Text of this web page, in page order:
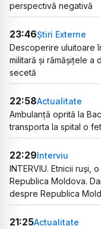
perspectivă negativă
23:46Știri Externe
Descoperire uluitoare
militară și rămășițele a
secetă
22:58Actualitate
Ambulanță oprită la
transporta la spital o
22:29Interviu
INTERVIU. Etnicii ruși,
Republica Moldova.
despre Republica
21:25Actualitate